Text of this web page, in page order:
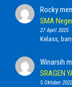
Rocky
SMA
27 April 2025
Kelass,
Winarsih
SRAGEN
5 Oktober 2022